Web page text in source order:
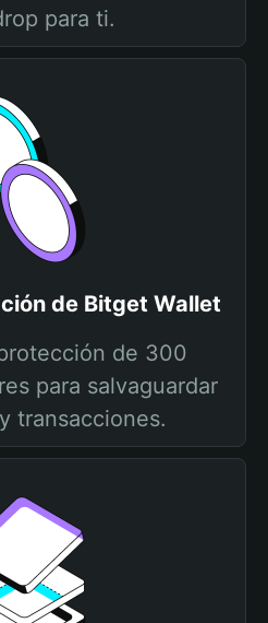
para ti.
de Bitget Wallet
de 300
para salvaguardar
transacciones.